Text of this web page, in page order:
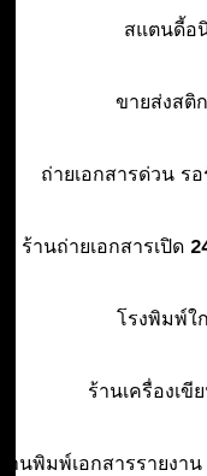
สแตนดี้อ
ขายส่งสติ
ถ่ายเอกสารด่วน ร
ร้านถ่ายเอกสารเปิด
โรงพิมพ์ใ
ร้านเครื่องเขี
านพิมพ์เอกสารรายงาน